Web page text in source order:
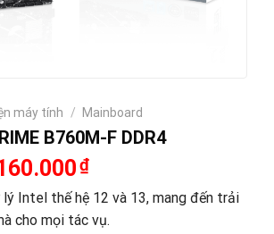
máy tính / Mainboard
B760M-F DDR4
₫Giá
tại
là:
2.160.000₫.
Intel thế hệ 12 và 13, mang đến trải
cho mọi tác vụ.